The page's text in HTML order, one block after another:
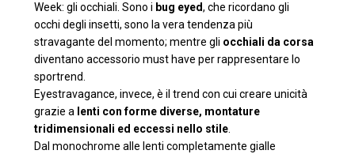
Week: gli occhiali. Sono i bug eyed, che ricordano gli
occhi degli insetti, sono la vera tendenza più
stravagante del momento; mentre gli occhiali da corsa
diventano accessorio must have per rappresentare lo
sportrend.
Eyestravagance, invece, è il trend con cui creare unicità
grazie a lenti con forme diverse, montature
tridimensionali ed eccessi nello stile.
Dal monochrome alle lenti completamente gialle